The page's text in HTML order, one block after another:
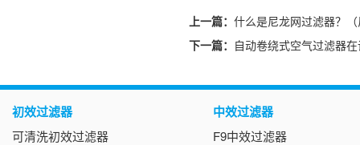
上一篇： 什么是尼龙网过滤器？
下一篇： 自动卷绕式空气过滤器
初效过滤器
可清洗初效过滤器
中效过滤器
F9中效过滤器